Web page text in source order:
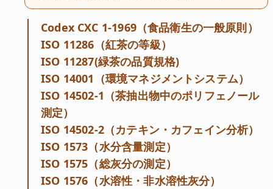
Codex CXC 1-1969（食品衛生の一般原則）
ISO 11286（紅茶の等級）
ISO 11287(緑茶の品質規格)
ISO 14001（環境マネジメントシステム）
ISO 14502-1（茶抽出物中のポリフェノール
測定）
ISO 14502-2（カテキン・カフェイン分析）
ISO 1573（水分含量測定）
ISO 1575（総灰分の測定）
ISO 1576（水溶性・非水溶性灰分）